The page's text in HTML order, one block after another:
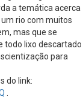
a temática acerca
rio com muitos
mas que se
todo lixo descartado
para
do link: